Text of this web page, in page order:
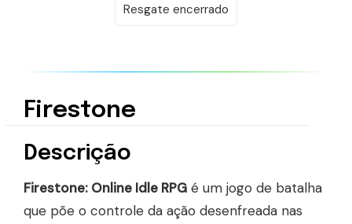
Resgate encerrado
Firestone
Descrição
Firestone: Online Idle RPG é um jogo de batalha
que põe o controle da ação desenfreada nas